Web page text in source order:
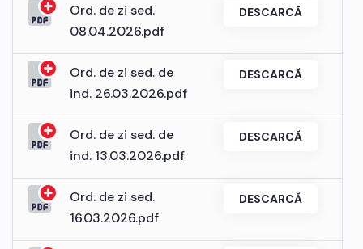
Ord. de zi sed.
08.04.2026.pdf
DESCARCĂ
Ord. de zi sed. de
ind. 26.03.2026.pdf
DESCARCĂ
Ord. de zi sed. de
ind. 13.03.2026.pdf
DESCARCĂ
Ord. de zi sed.
16.03.2026.pdf
DESCARCĂ